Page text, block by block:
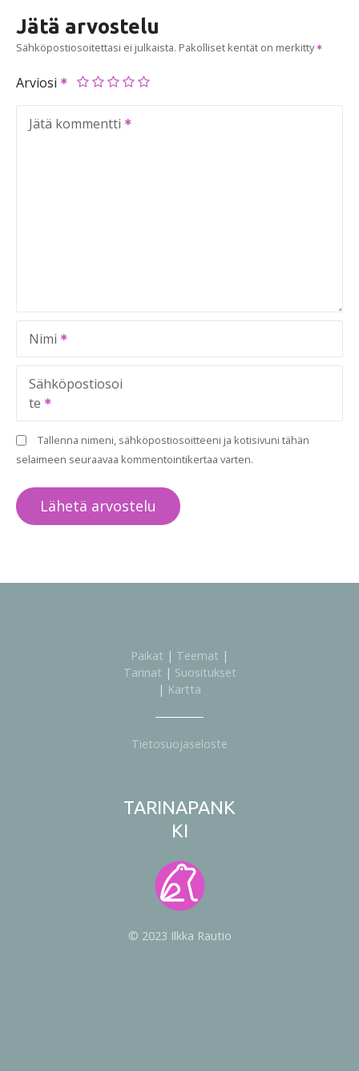
Jätä arvostelu
Sähköpostiosoitettasi ei julkaista. Pakolliset kentät on merkitty
Arviosi
Jätä kommentti
Nimi
Sähköpostiosoi
te
Tallenna nimeni, sähköpostiosoitteeni ja kotisivuni tähän
selaimeen seuraavaa kommentointikertaa varten.
Paikat | Teemat |
Tarinat | Suositukset
| Kartta
Tietosuojaseloste
TARINAPANK
KI
© 2023 Ilkka Rautio